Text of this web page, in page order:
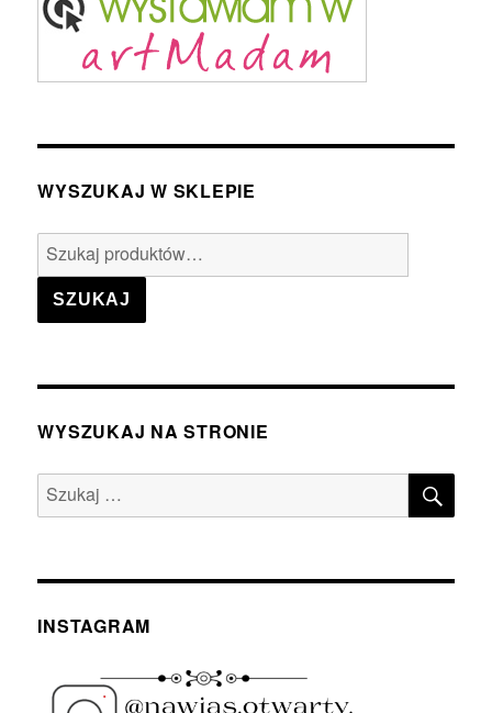
WYSZUKAJ W SKLEPIE
Szukaj:
SZUKAJ
WYSZUKAJ NA STRONIE
Szukaj:
INSTAGRAM